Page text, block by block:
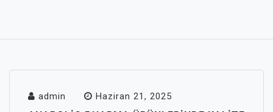
admin Haziran 21, 2025